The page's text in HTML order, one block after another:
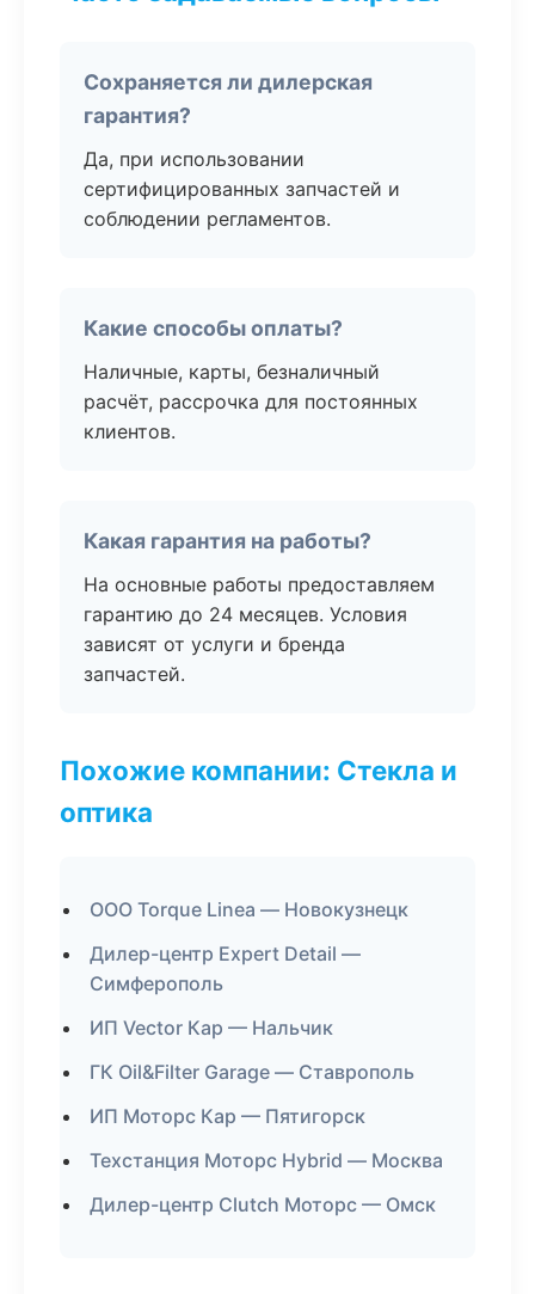
Сохраняется ли дилерская
гарантия?
Да, при использовании
сертифицированных запчастей и
соблюдении регламентов.
Какие способы оплаты?
Наличные, карты, безналичный
расчёт, рассрочка для постоянных
клиентов.
Какая гарантия на работы?
На основные работы предоставляем
гарантию до 24 месяцев. Условия
зависят от услуги и бренда
запчастей.
Похожие компании: Стекла и
оптика
ООО Torque Linea — Новокузнецк
Дилер-центр Expert Detail —
Симферополь
ИП Vector Кар — Нальчик
ГК Oil&Filter Garage — Ставрополь
ИП Моторс Кар — Пятигорск
Техстанция Моторс Hybrid — Москва
Дилер-центр Clutch Моторс — Омск